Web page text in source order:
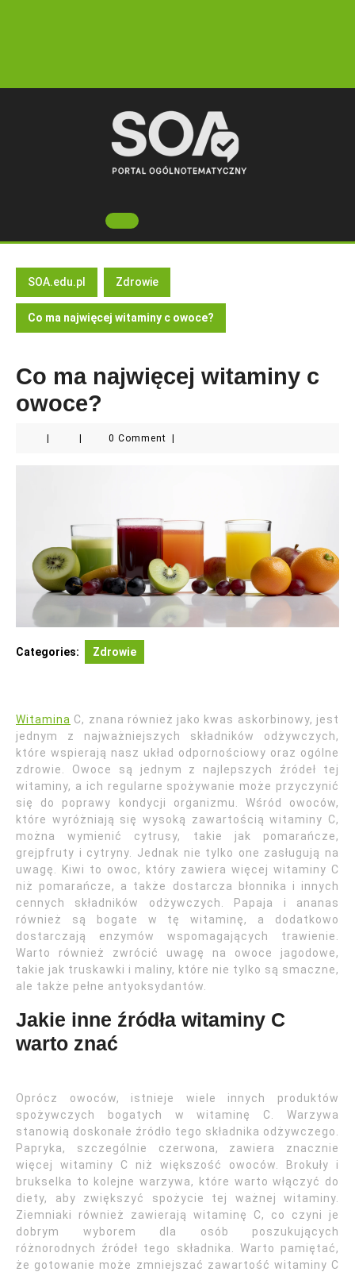
Open
Button
SOA.edu.pl Zdrowie
Co ma najwięcej witaminy c owoce?
Co ma najwięcej witaminy c
owoce?
0 Comment
Categories: Zdrowie
Witamina C, znana również jako kwas askorbinowy, jest
jednym z najważniejszych składników odżywczych,
które wspierają nasz układ odpornościowy oraz ogólne
zdrowie. Owoce są jednym z najlepszych źródeł tej
witaminy, a ich regularne spożywanie może przyczynić
się do poprawy kondycji organizmu. Wśród owoców,
które wyróżniają się wysoką zawartością witaminy C,
można wymienić cytrusy, takie jak pomarańcze,
grejpfruty i cytryny. Jednak nie tylko one zasługują na
uwagę. Kiwi to owoc, który zawiera więcej witaminy C
niż pomarańcze, a także dostarcza błonnika i innych
cennych składników odżywczych. Papaja i ananas
również są bogate w tę witaminę, a dodatkowo
dostarczają enzymów wspomagających trawienie.
Warto również zwrócić uwagę na owoce jagodowe,
takie jak truskawki i maliny, które nie tylko są smaczne,
ale także pełne antyoksydantów.
Jakie inne źródła witaminy C
warto znać
Oprócz owoców, istnieje wiele innych produktów
spożywczych bogatych w witaminę C. Warzywa
stanowią doskonałe źródło tego składnika odżywczego.
Papryka, szczególnie czerwona, zawiera znacznie
więcej witaminy C niż większość owoców. Brokuły i
brukselka to kolejne warzywa, które warto włączyć do
diety, aby zwiększyć spożycie tej ważnej witaminy.
Ziemniaki również zawierają witaminę C, co czyni je
dobrym wyborem dla osób poszukujących
różnorodnych źródeł tego składnika. Warto pamiętać,
że gotowanie może zmniejszać zawartość witaminy C